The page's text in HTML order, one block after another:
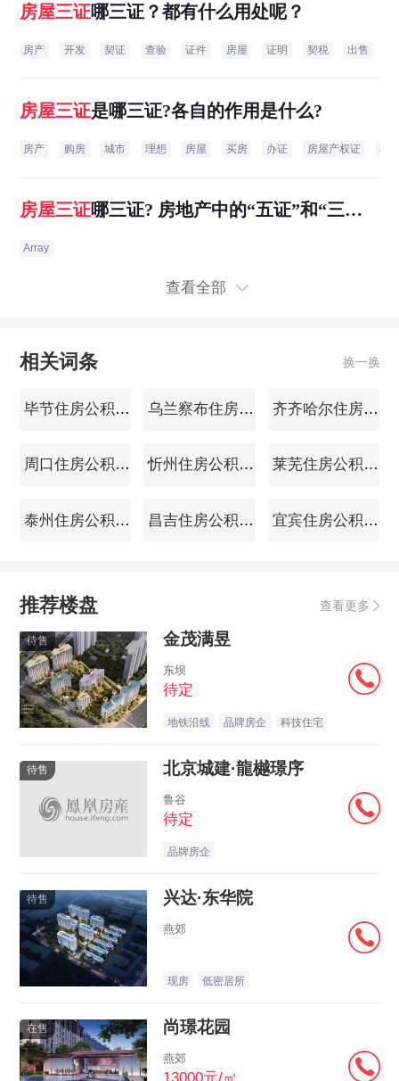
房屋三证哪三证？都有什么用处呢？
房产 开发 契证 查验 证件 房屋 证明 契税 出售
房屋三证是哪三证?各自的作用是什么?
房产 购房 城市 理想 房屋 买房 办证 房屋产权证 有
房屋三证哪三证? 房地产中的“五证”和“三
Array
查看全部
相关词条 换一换
毕节住房公积金查询 乌兰察布住房公积金查询 齐齐哈尔住房公积金查询
周口住房公积金查询 忻州住房公积金查询 莱芜住房公积金查询
泰州住房公积金查询 昌吉住房公积金查询 宜宾住房公积金查询
推荐楼盘 查看更多
待售 金茂满昱
东坝
待定
地铁沿线 品牌房企 科技住宅
待售 北京城建·龍樾璟序
鲁谷
待定
品牌房企
待售 兴达·东华院
燕郊
现房 低密居所
在售 尚璟花园
燕郊